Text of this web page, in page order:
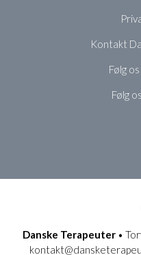
Kontakt
Følg
Følg
Danske Terapeuter•